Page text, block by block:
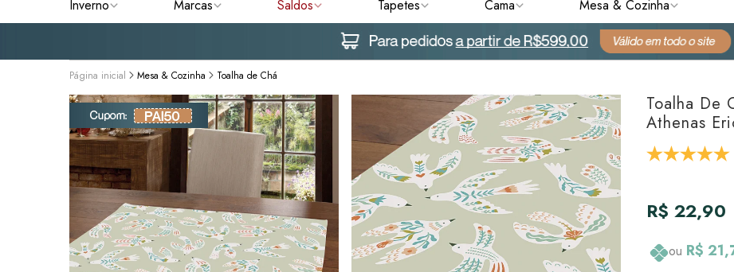
Inverno Marcas Saldos Tapetes Cama Mesa & Cozinha
Página inicial Mesa & Cozinha Toalha de Chá
Toalha De
Athenas
R$ 22,90
ou R$